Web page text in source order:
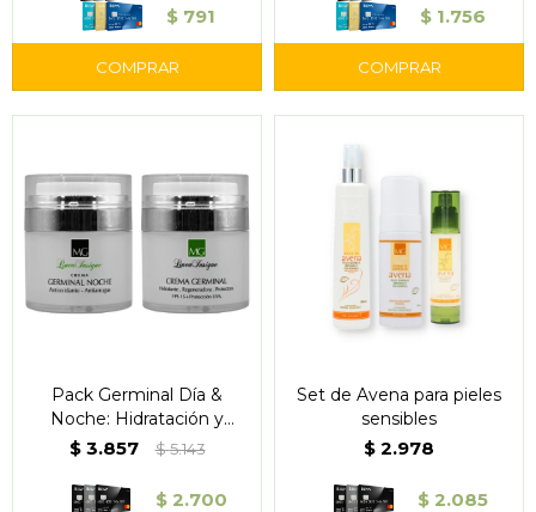
$ 791
$ 1.756
Pack Germinal Día &
Noche: Hidratación y
Renovación de la Piel
$ 3.857 $5.143
$ 2.700
Set de Avena para pieles
sensibles
$ 2.978
$ 2.085